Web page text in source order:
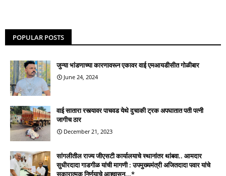
POPULAR POSTS
जुन्या भांडणाच्या कारणावरून एकावर वाई एमआयडीसीत गोळीबार
June 24, 2024
वाई सातारा रस्त्यावर पाचवड येथे दुचाकी ट्रक अपघातात पती पत्नी
जागीच ठार
December 21, 2023
सांगलीतील राज्य जीएसटी कार्यालयाचे स्थानांतर थांबवा.. आमदार
सुधीरदादा गाडगीळ यांची मागणी : उपमुख्यमंत्री अजितदादा पवार यांचे
सकारात्मक निर्णयाचे आश्वासन...*